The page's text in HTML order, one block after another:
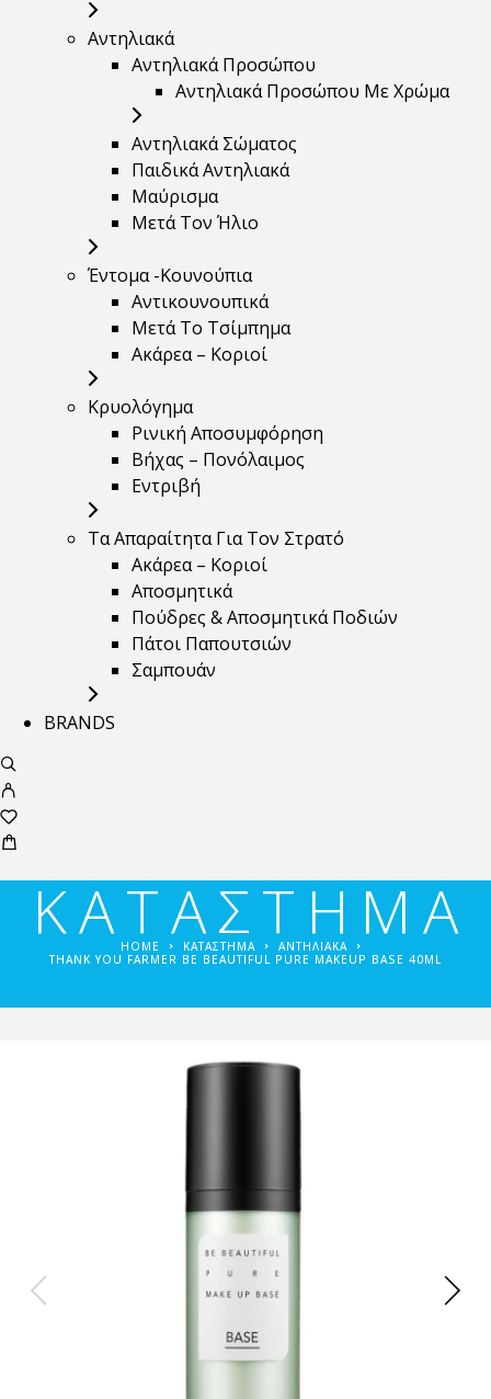
Αντηλιακά
Αντηλιακά Προσώπου
Αντηλιακά Προσώπου Με Χρώμα
Αντηλιακά Σώματος
Παιδικά Αντηλιακά
Μαύρισμα
Mετά Τον Ήλιο
Έντομα -Κουνούπια
Αντικουνουπικά
Μετά Το Τσίμπημα
Ακάρεα – Κοριοί
Κρυολόγημα
Ρινική Αποσυμφόρηση
Βήχας – Πονόλαιμος
Εντριβή
Τα Απαραίτητα Για Τον Στρατό
Ακάρεα – Κοριοί
Αποσμητικά
Πούδρες & Αποσμητικά Ποδιών
Πάτοι Παπουτσιών
Σαμπουάν
BRANDS
ΚΑΤΑΣΤΗΜΑ
HOME ΚΑΤΑΣΤΗΜΑ
ΑΝΤΗΛΙΑΚΆ
THANK YOU FARMER BE BEAUTIFUL PURE MAKEUP BASE 40ML